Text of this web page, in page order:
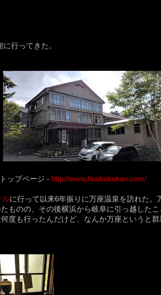
行ってきた。
ップページ - http://www.houkokukan.com/
ルに行って以来6年振りに万座温泉を訪れた。
ものの、その後横浜から岐阜に引っ越した
度も行ったんだけど、なんか万座というと